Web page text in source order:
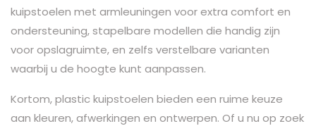
kuipstoelen met armleuningen voor extra comfort en
ondersteuning, stapelbare modellen die handig zijn
voor opslagruimte, en zelfs verstelbare varianten
waarbij u de hoogte kunt aanpassen.
Kortom, plastic kuipstoelen bieden een ruime keuze
aan kleuren, afwerkingen en ontwerpen. Of u nu op zoek